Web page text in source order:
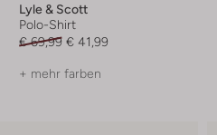
Lyle & Scott
Polo-Shirt
€ 69,99 € 41,99
+ mehr farben